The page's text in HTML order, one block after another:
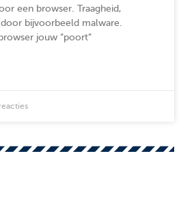
een browser. Traagheid,
bijvoorbeeld malware.
jouw “poort”